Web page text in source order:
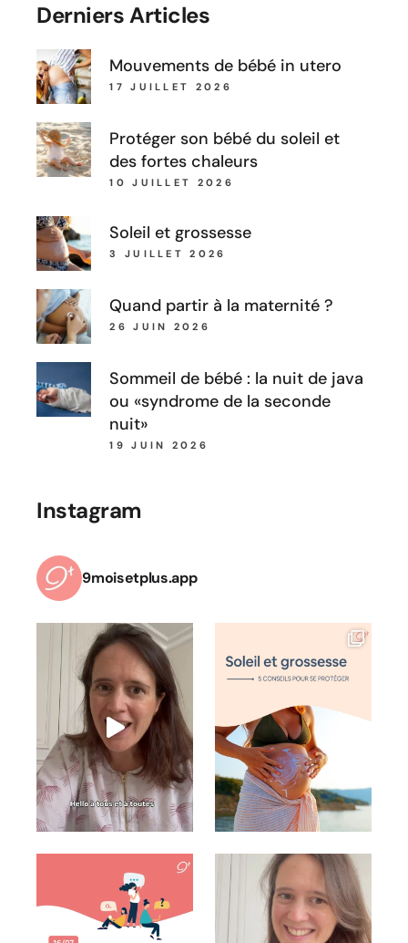
Derniers Articles
Mouvements de bébé in utero
17 JUILLET 2026
Protéger son bébé du soleil et
des fortes chaleurs
10 JUILLET 2026
Soleil et grossesse
3 JUILLET 2026
Quand partir à la maternité ?
26 JUIN 2026
Sommeil de bébé : la nuit de java
ou «syndrome de la seconde
nuit»
19 JUIN 2026
Instagram
9moisetplus.app